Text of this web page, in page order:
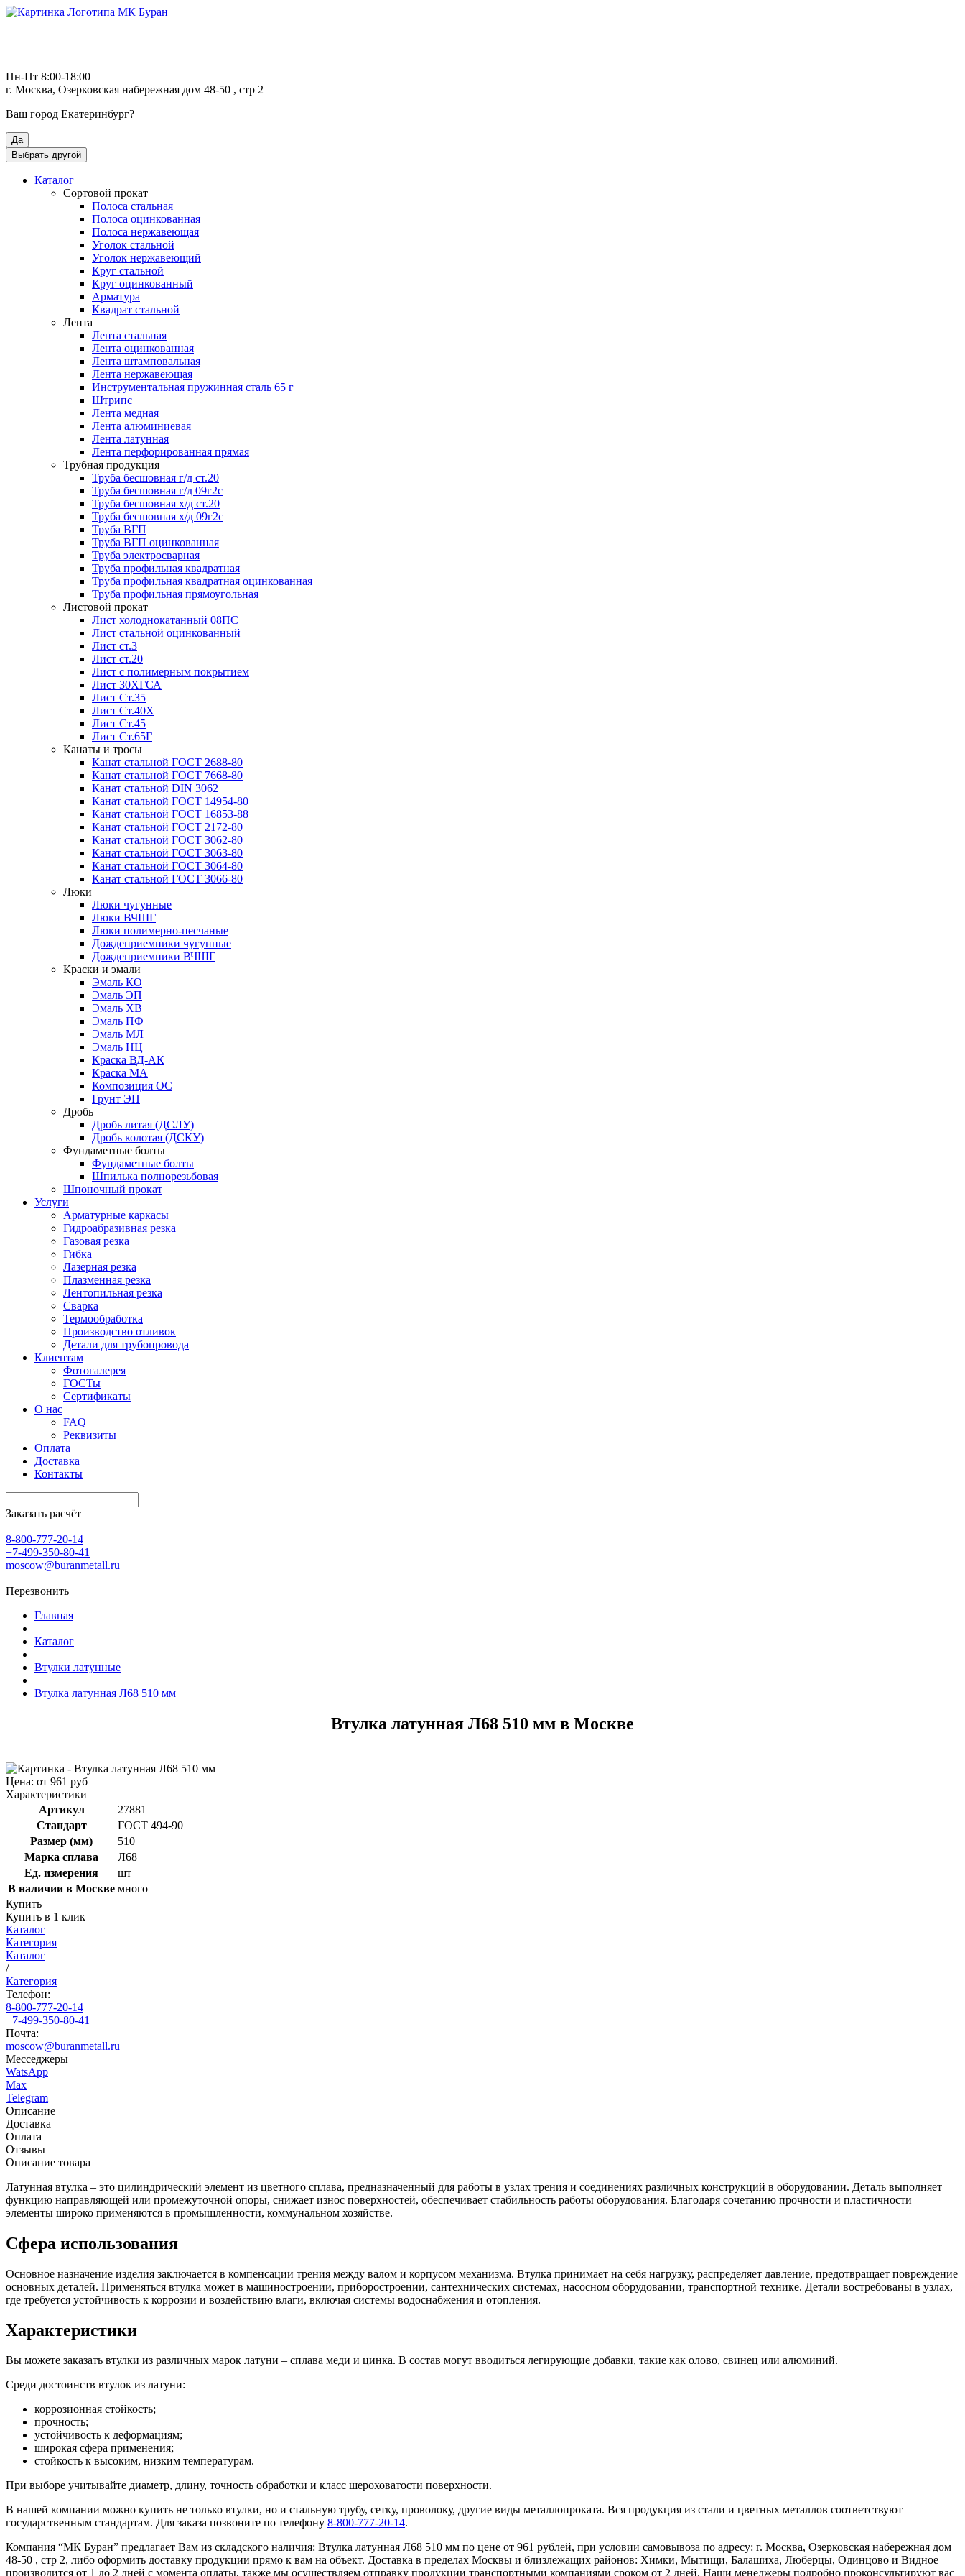
Пн-Пт 8:00-18:00
г. Москва, Озерковская набережная дом 48-50 , стр 2
Ваш город Екатеринбург?
Да
Выбрать другой
Каталог
Сортовой прокат
Полоса стальная
Полоса оцинкованная
Полоса нержавеющая
Уголок стальной
Уголок нержавеющий
Круг стальной
Круг оцинкованный
Арматура
Квадрат стальной
Лента
Лента стальная
Лента оцинкованная
Лента штамповальная
Лента нержавеющая
Инструментальная пружинная сталь 65 г
Штрипс
Лента медная
Лента алюминиевая
Лента латунная
Лента перфорированная прямая
Трубная продукция
Труба бесшовная г/д ст.20
Труба бесшовная г/д 09г2с
Труба бесшовная х/д ст.20
Труба бесшовная х/д 09г2с
Труба ВГП
Труба ВГП оцинкованная
Труба электросварная
Труба профильная квадратная
Труба профильная квадратная оцинкованная
Труба профильная прямоугольная
Листовой прокат
Лист холоднокатанный 08ПС
Лист стальной оцинкованный
Лист ст.3
Лист ст.20
Лист с полимерным покрытием
Лист 30ХГСА
Лист Ст.35
Лист Ст.40Х
Лист Ст.45
Лист Ст.65Г
Канаты и тросы
Канат стальной ГОСТ 2688-80
Канат стальной ГОСТ 7668-80
Канат стальной DIN 3062
Канат стальной ГОСТ 14954-80
Канат стальной ГОСТ 16853-88
Канат стальной ГОСТ 2172-80
Канат стальной ГОСТ 3062-80
Канат стальной ГОСТ 3063-80
Канат стальной ГОСТ 3064-80
Канат стальной ГОСТ 3066-80
Люки
Люки чугунные
Люки ВЧШГ
Люки полимерно-песчаные
Дождеприемники чугунные
Дождеприемники ВЧШГ
Краски и эмали
Эмаль КО
Эмаль ЭП
Эмаль ХВ
Эмаль ПФ
Эмаль МЛ
Эмаль НЦ
Краска ВД-АК
Краска МА
Композиция ОС
Грунт ЭП
Дробь
Дробь литая (ДСЛУ)
Дробь колотая (ДСКУ)
Фундаметные болты
Фундаметные болты
Шпилька полнорезьбовая
Шпоночный прокат
Услуги
Арматурные каркасы
Гидроабразивная резка
Газовая резка
Гибка
Лазерная резка
Плазменная резка
Лентопильная резка
Сварка
Термообработка
Производство отливок
Детали для трубопровода
Клиентам
Фотогалерея
ГОСТы
Сертификаты
О нас
FAQ
Реквизиты
Оплата
Доставка
Контакты
Заказать расчёт
8-800-777-20-14
+7-499-350-80-41
moscow@buranmetall.ru
Перезвонить
Главная
Каталог
Втулки латунные
Втулка латунная Л68 510 мм
Втулка латунная Л68 510 мм в Москве
Цена: от 961 руб
Характеристики
Артикул
27881
Стандарт
ГОСТ 494-90
Размер (мм)
510
Марка сплава
Л68
Ед. измерения
шт
В наличии в Москве много
Купить
Купить в 1 клик
Каталог
Категория
Каталог
/
Категория
Телефон:
8-800-777-20-14
+7-499-350-80-41
Почта:
moscow@buranmetall.ru
Месседжеры
WatsApp
Max
Telegram
Описание
Доставка
Оплата
Отзывы
Описание товара
Латунная втулка – это цилиндрический элемент из цветного сплава, предназначенный для работы в узлах трения и соединениях различных конструкций в оборудовании. Деталь выполняет
функцию направляющей или промежуточной опоры, снижает износ поверхностей, обеспечивает стабильность работы оборудования. Благодаря сочетанию прочности и пластичности
элементы широко применяются в промышленности, коммунальном хозяйстве.
Сфера использования
Основное назначение изделия заключается в компенсации трения между валом и корпусом механизма. Втулка принимает на себя нагрузку, распределяет давление, предотвращает повреждение
основных деталей. Применяться втулка может в машиностроении, приборостроении, сантехнических системах, насосном оборудовании, транспортной технике. Детали востребованы в узлах,
где требуется устойчивость к коррозии и воздействию влаги, включая системы водоснабжения и отопления.
Характеристики
Вы можете заказать втулки из различных марок латуни – сплава меди и цинка. В состав могут вводиться легирующие добавки, такие как олово, свинец или алюминий.
Среди достоинств втулок из латуни:
коррозионная стойкость;
прочность;
устойчивость к деформациям;
широкая сфера применения;
стойкость к высоким, низким температурам.
При выборе учитывайте диаметр, длину, точность обработки и класс шероховатости поверхности.
В нашей компании можно купить не только втулки, но и стальную трубу, сетку, проволоку, другие виды металлопроката. Вся продукция из стали и цветных металлов соответствуют
государственным стандартам. Для заказа позвоните по телефону 8-800-777-20-14.
Компания “МК Буран” предлагает Вам из складского наличия: Втулка латунная Л68 510 мм по цене от 961 рублей, при условии самовывоза по адресу: г. Москва, Озерковская набережная дом
48-50 , стр 2, либо оформить доставку продукции прямо к вам на объект. Доставка в пределах Москвы и близлежащих районов: Химки, Мытищи, Балашиха, Люберцы, Одинцово и Видное
производится от 1 до 2 дней с момента оплаты, также мы осуществляем отправку продукции транспортными компаниями сроком от 2 дней. Наши менеджеры подробно проконсультируют вас